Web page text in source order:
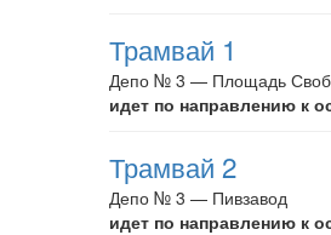
Трамвай 1
Депо № 3 — Площадь
идет по направлению к
Трамвай 2
Депо № 3 — Пивзавод
идет по направлению к